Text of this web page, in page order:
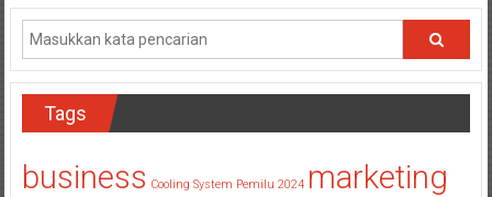
Tags
business Cooling System Pemilu 2024 marketing